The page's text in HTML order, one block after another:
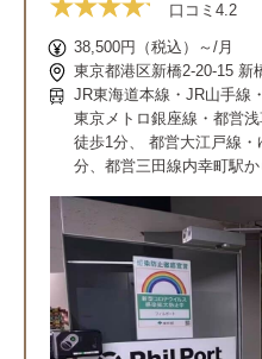
口コミ 4.2
38,500円（税込）～/月
東京都港区新橋2-20-15 新
JR東海道本線・JR山手線
東京メトロ銀座線・都営
徒歩1分、 都営大江戸線
分、都営三田線内幸町駅